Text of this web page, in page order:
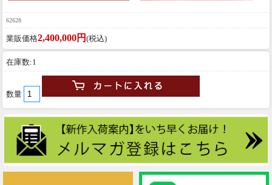
62628
業販価格2,400,000円 (税込)
在庫数:1
数量